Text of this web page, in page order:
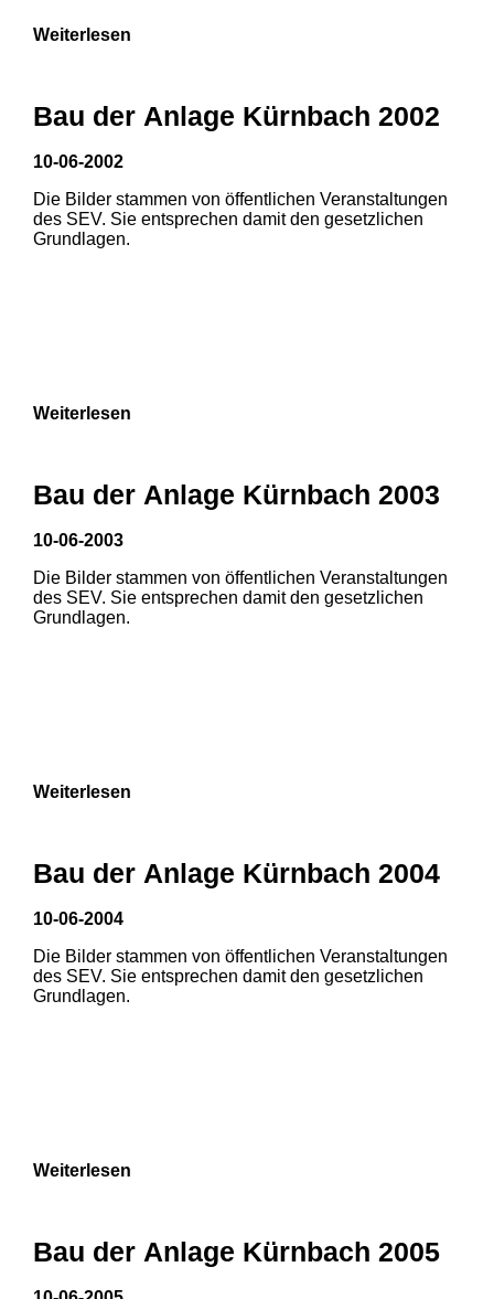
3
Weiterlesen
Bau der Anlage Kürnbach 2002
10-06-2002
Die Bilder stammen von öffentlichen Veranstaltungen
des SEV. Sie entsprechen damit den gesetzlichen
Grundlagen.
3
Weiterlesen
Bau der Anlage Kürnbach 2003
10-06-2003
Die Bilder stammen von öffentlichen Veranstaltungen
des SEV. Sie entsprechen damit den gesetzlichen
Grundlagen.
3
Weiterlesen
Bau der Anlage Kürnbach 2004
10-06-2004
Die Bilder stammen von öffentlichen Veranstaltungen
des SEV. Sie entsprechen damit den gesetzlichen
Grundlagen.
Weiterlesen
Bau der Anlage Kürnbach 2005